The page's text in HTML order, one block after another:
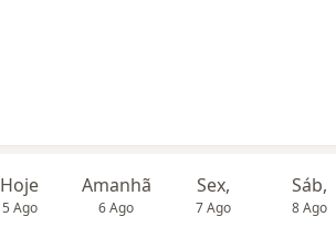
Hoje
5 Ago
Amanhã
6 Ago
Sex,
7 Ago
Sáb,
8 Ago